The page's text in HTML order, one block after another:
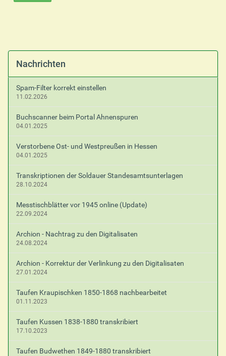
Nachrichten
Spam-Filter korrekt einstellen
11.02.2026
Buchscanner beim Portal Ahnenspuren
04.01.2025
Verstorbene Ost- und Westpreußen in Hessen
04.01.2025
Transkriptionen der Soldauer Standesamtsunterlagen
28.10.2024
Messtischblätter vor 1945 online (Update)
22.09.2024
Archion - Nachtrag zu den Digitalisaten
24.08.2024
Archion - Korrektur der Verlinkung zu den Digitalisaten
27.01.2024
Taufen Kraupischken 1850-1868 nachbearbeitet
01.11.2023
Taufen Kussen 1838-1880 transkribiert
17.10.2023
Taufen Budwethen 1849-1880 transkribiert